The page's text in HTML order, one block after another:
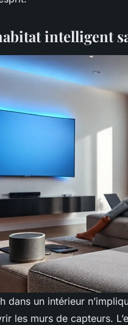
intelligent
dans un intérieur
les murs de capteurs.